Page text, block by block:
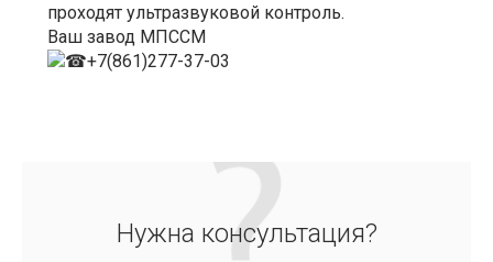
проходят ультразвуковой контроль.
Ваш завод МПССМ
+7(861)277-37-03
Нужна консультация?